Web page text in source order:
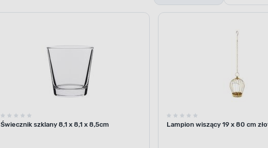
Świecznik szklany 8,1 x 8,1 x 8,5cm Lampion wiszący 19 x 80 cm